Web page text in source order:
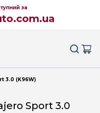
за
3.0 (K96W)
Sport 3.0